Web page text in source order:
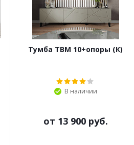
Тумба ТВМ 10+опоры (К)
В наличии
от 13 900 руб.